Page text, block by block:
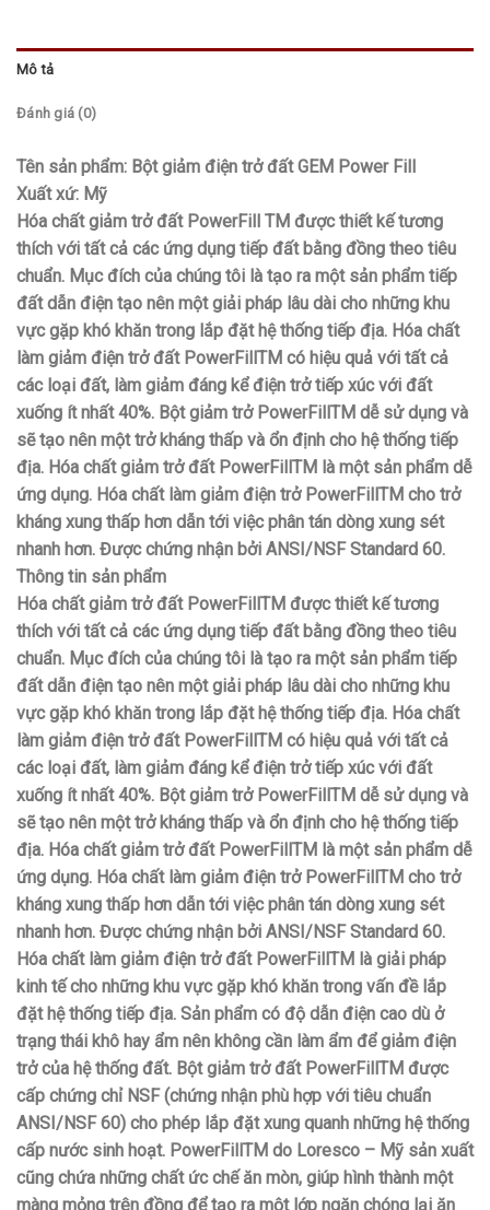
Mô tả
Đánh giá (0)
Tên sản phẩm: Bột giảm điện trở đất GEM Power Fill
Xuất xứ: Mỹ
Hóa chất giảm trở đất PowerFill TM được thiết kế tương
thích với tất cả các ứng dụng tiếp đất bằng đồng theo tiêu
chuẩn. Mục đích của chúng tôi là tạo ra một sản phẩm tiếp
đất dẫn điện tạo nên một giải pháp lâu dài cho những khu
vực gặp khó khăn trong lắp đặt hệ thống tiếp địa. Hóa chất
làm giảm điện trở đất PowerFillTM có hiệu quả với tất cả
các loại đất, làm giảm đáng kể điện trở tiếp xúc với đất
xuống ít nhất 40%. Bột giảm trở PowerFillTM dễ sử dụng và
sẽ tạo nên một trở kháng thấp và ổn định cho hệ thống tiếp
địa. Hóa chất giảm trở đất PowerFillTM là một sản phẩm dễ
ứng dụng. Hóa chất làm giảm điện trở PowerFillTM cho trở
kháng xung thấp hơn dẫn tới việc phân tán dòng xung sét
nhanh hơn. Được chứng nhận bởi ANSI/NSF Standard 60.
Thông tin sản phẩm
Hóa chất giảm trở đất PowerFillTM được thiết kế tương
thích với tất cả các ứng dụng tiếp đất bằng đồng theo tiêu
chuẩn. Mục đích của chúng tôi là tạo ra một sản phẩm tiếp
đất dẫn điện tạo nên một giải pháp lâu dài cho những khu
vực gặp khó khăn trong lắp đặt hệ thống tiếp địa. Hóa chất
làm giảm điện trở đất PowerFillTM có hiệu quả với tất cả
các loại đất, làm giảm đáng kể điện trở tiếp xúc với đất
xuống ít nhất 40%. Bột giảm trở PowerFillTM dễ sử dụng và
sẽ tạo nên một trở kháng thấp và ổn định cho hệ thống tiếp
địa. Hóa chất giảm trở đất PowerFillTM là một sản phẩm dễ
ứng dụng. Hóa chất làm giảm điện trở PowerFillTM cho trở
kháng xung thấp hơn dẫn tới việc phân tán dòng xung sét
nhanh hơn. Được chứng nhận bởi ANSI/NSF Standard 60.
Hóa chất làm giảm điện trở đất PowerFillTM là giải pháp
kinh tế cho những khu vực gặp khó khăn trong vấn đề lắp
đặt hệ thống tiếp địa. Sản phẩm có độ dẫn điện cao dù ở
trạng thái khô hay ẩm nên không cần làm ẩm để giảm điện
trở của hệ thống đất. Bột giảm trở đất PowerFillTM được
cấp chứng chỉ NSF (chứng nhận phù hợp với tiêu chuẩn
ANSI/NSF 60) cho phép lắp đặt xung quanh những hệ thống
cấp nước sinh hoạt. PowerFillTM do Loresco – Mỹ sản xuất
cũng chứa những chất ức chế ăn mòn, giúp hình thành một
màng mỏng trên đồng để tạo ra một lớp ngăn chóng lại ăn